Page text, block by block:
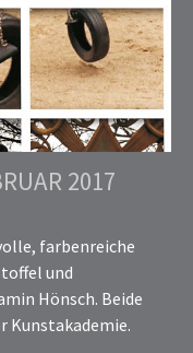
2017
farbenreiche
und
Hönsch. Beide
Kunstakademie.